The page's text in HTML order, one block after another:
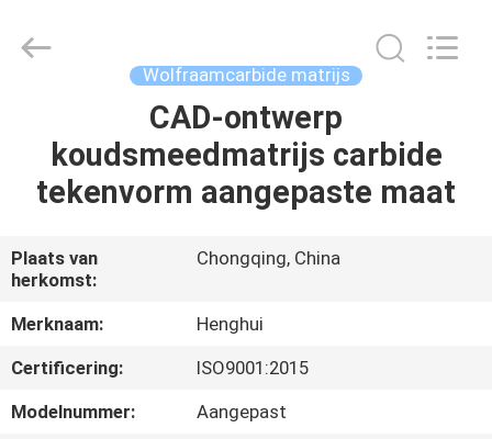
PRODUCTEN
VIDEO'S
ONGEVEER
ONS
Limited.
Wolfraamcarbide matrijs
CAD-ontwerp
koudsmeedmatrijs carbide
tekenvorm aangepaste maat
Plaats van
herkomst:
Chongqing, China
Merknaam:
Henghui
Certificering:
ISO9001:2015
Modelnummer:
Aangepast